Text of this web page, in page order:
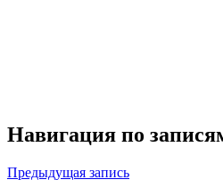
Навигация по
Предыдущая запись